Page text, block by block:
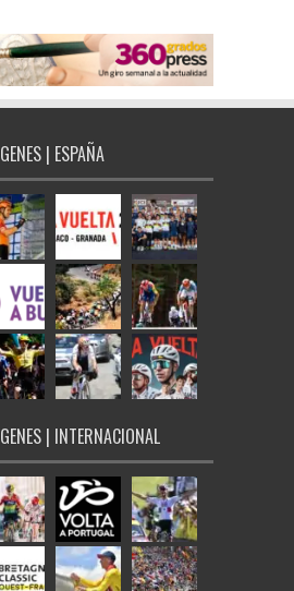
| ESPAÑA
| INTERNACIONAL